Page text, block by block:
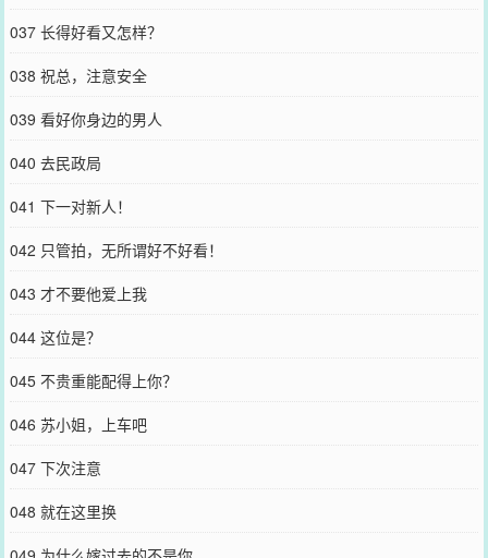
037 长得好看又怎样？
038 祝总，注意安全
039 看好你身边的男人
040 去民政局
041 下一对新人！
042 只管拍，无所谓好不好看！
043 才不要他爱上我
044 这位是？
045 不贵重能配得上你？
046 苏小姐，上车吧
047 下次注意
048 就在这里换